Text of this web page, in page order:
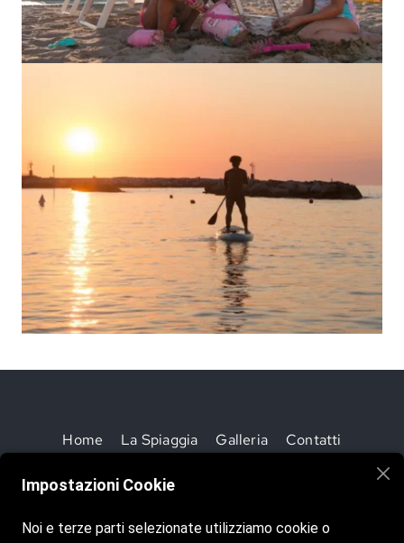
Home La Spiaggia Galleria Contatti
Impostazioni Cookie
Noi e terze parti selezionate utilizziamo cookie o